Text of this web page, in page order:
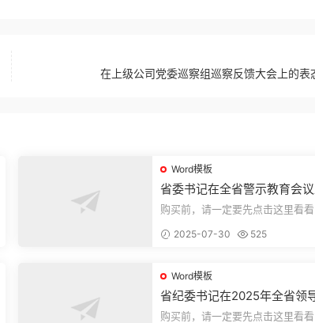
在上级公司党委巡察组巡察反馈大会上的表
Word模板
省委书记在全省警示教育会
的讲话.1
购买前，请一定要先点击这里看
束，本文...
2025-07-30 525
Word模板
省纪委书记在2025年全省领
部警示教育会上的讲话.1
购买前，请一定要先点击这里看